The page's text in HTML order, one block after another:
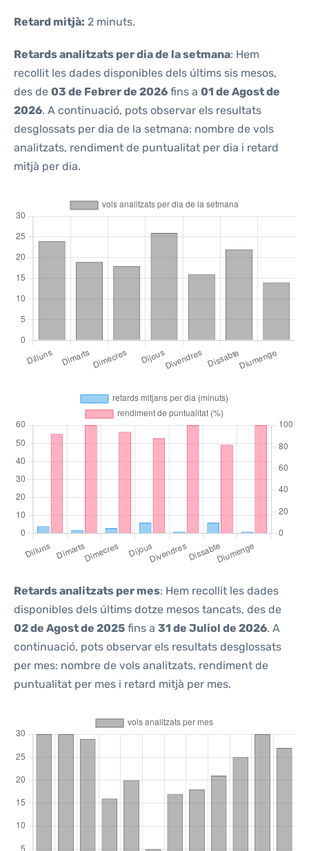
Retard mitjà: 2 minuts.
Retards analitzats per dia de la setmana: Hem
recollit les dades disponibles dels últims sis mesos,
des de 03 de Febrer de 2026 fins a 01 de Agost de
2026. A continuació, pots observar els resultats
desglossats per dia de la setmana: nombre de vols
analitzats, rendiment de puntualitat per dia i retard
mitjà per dia.
Retards analitzats per mes: Hem recollit les dades
disponibles dels últims dotze mesos tancats, des de
02 de Agost de 2025 fins a 31 de Juliol de 2026. A
continuació, pots observar els resultats desglossats
per mes: nombre de vols analitzats, rendiment de
puntualitat per mes i retard mitjà per mes.